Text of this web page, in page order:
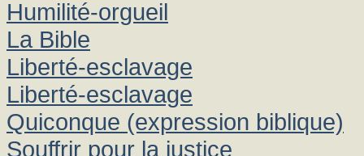
Humilité-orgueil
La Bible
Liberté-esclavage
Liberté-esclavage
Quiconque (expression biblique)
Souffrir pour la justice